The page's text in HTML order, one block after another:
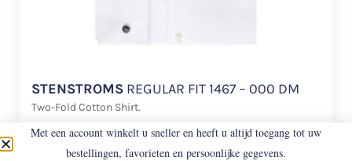
STENSTROMS REGULAR FIT 1467 – 000 DM
Two-Fold Cotton Shirt.
€168
Met een account winkelt u sneller en heeft u altijd toegang tot uw
bestellingen, favorieten en persoonlijke gegevens.